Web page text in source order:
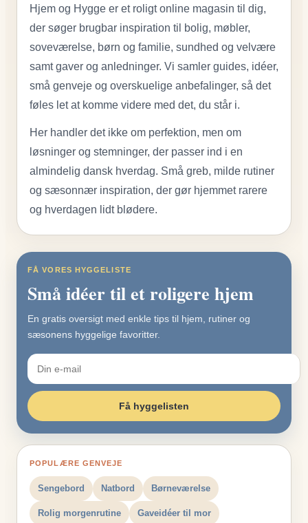
Hjem og Hygge er et roligt online magasin til dig,
der søger brugbar inspiration til bolig, møbler,
soveværelse, børn og familie, sundhed og velvære
samt gaver og anledninger. Vi samler guides, idéer,
små genveje og overskuelige anbefalinger, så det
føles let at komme videre med det, du står i.
Her handler det ikke om perfektion, men om
løsninger og stemninger, der passer ind i en
almindelig dansk hverdag. Små greb, milde rutiner
og sæsonnær inspiration, der gør hjemmet rarere
og hverdagen lidt blødere.
FÅ VORES HYGGELISTE
Små idéer til et roligere hjem
En gratis oversigt med enkle tips til hjem, rutiner og
sæsonens hyggelige favoritter.
Få hyggelisten
POPULÆRE GENVEJE
Sengebord Natbord Børneværelse
Rolig morgenrutine Gaveidéer til mor